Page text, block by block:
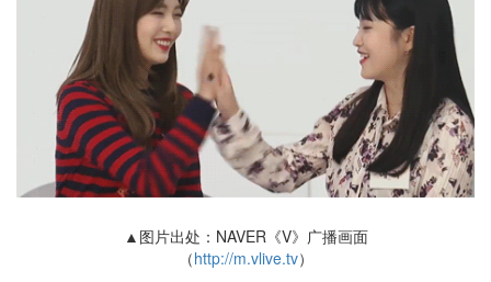
▲图片出处：NAVER《V》广播画面
（http://m.vlive.tv）